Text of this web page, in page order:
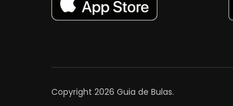
Copyright 2026 Guia de Bulas.